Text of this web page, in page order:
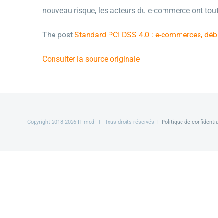
nouveau risque, les acteurs du e-commerce ont
The post Standard PCI DSS 4.0 : e-commerces,
Consulter la source originale
Copyright 2018-2026 IT-med | Tous droits réservés | Politique de